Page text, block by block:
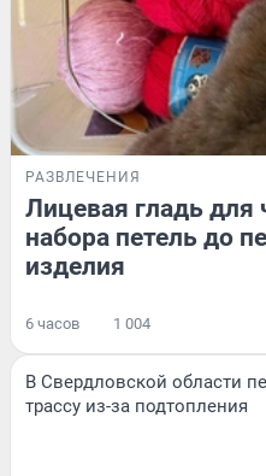
РАЗВЛЕЧЕНИЯ
Лицевая гладь для
набора петель до
изделия
6 часов 1 004
В Свердловской области
трассу из-за подтопления